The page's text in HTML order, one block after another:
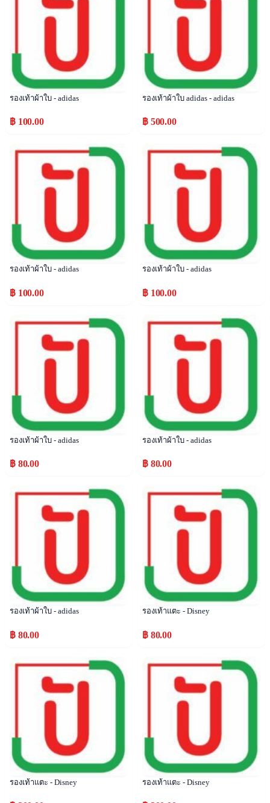
รองเท้าผ้าใบ - adidas
฿ 100.00
รองเท้าผ้าใบ adidas - adidas
฿ 500.00
Popular
รองเท้าผ้าใบ - adidas
฿ 100.00
Popular
รองเท้าผ้าใบ - adidas
฿ 100.00
Popular
รองเท้าผ้าใบ - adidas
฿ 80.00
Popular
รองเท้าผ้าใบ - adidas
฿ 80.00
Popular
รองเท้าผ้าใบ - adidas
฿ 80.00
Popular
รองเท้าแตะ - Disney
฿ 80.00
Popular
รองเท้าแตะ - Disney
Popular
รองเท้าแตะ - Disney